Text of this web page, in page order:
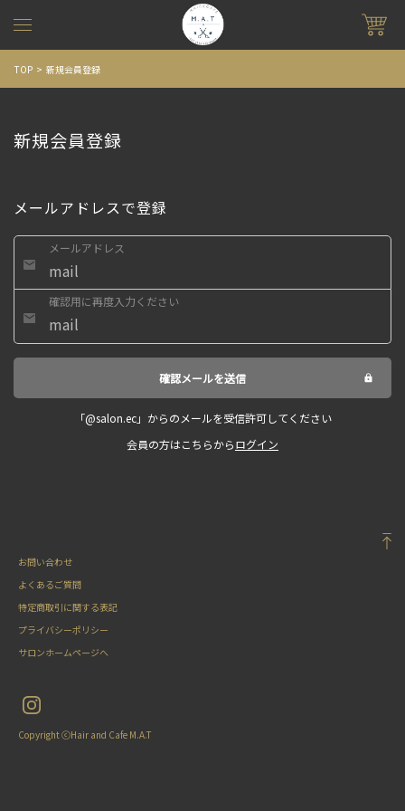
TOP 新規会員登録
新規会員登録
メールアドレスで登録
メールアドレス
確認用に再度入力ください
確認メールを送信
「@salon.ec」からのメールを受信許可してください
会員の方はこちらからログイン
お問い合わせ
よくあるご質問
特定商取引に関する表記
プライバシーポリシー
サロンホームページへ
Copyright ⓒHair and Cafe M.A.T